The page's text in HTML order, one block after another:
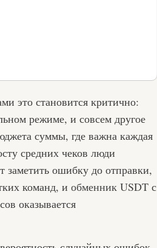
это становится критично:
режиме, и совсем другое
суммы, где важна каждая
средних чеков люди
заметить ошибку до отправки,
команд, иобменник USDT с
оказывается